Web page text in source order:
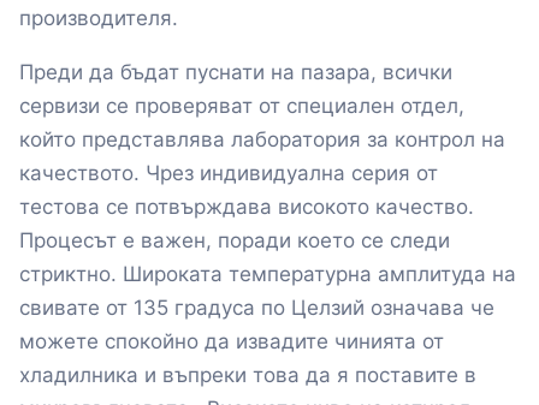
производителя.
Преди да бъдат пуснати на пазара, всички
сервизи се проверяват от специален отдел,
който представлява лаборатория за контрол на
качеството. Чрез индивидуална серия от
тестова се потвърждава високото качество.
Процесът е важен, поради което се следи
стриктно. Широката температурна амплитуда на
свивате от 135 градуса по Целзий означава че
можете спокойно да извадите чинията от
хладилника и въпреки това да я поставите в